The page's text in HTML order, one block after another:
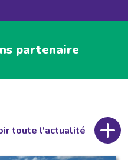
partenaire
toute l'actualité